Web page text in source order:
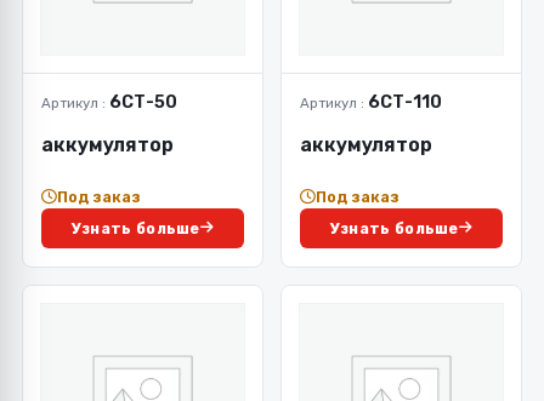
Артикул : 6СТ-50
аккумулятор
Под заказ
Узнать больше
Артикул : 6СТ-110
аккумулятор
Под заказ
Узнать больше